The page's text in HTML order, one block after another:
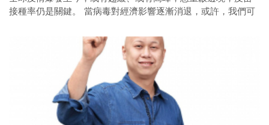
接種率仍是關鍵。 當病毒對經濟影響逐漸消退，或許，我們可